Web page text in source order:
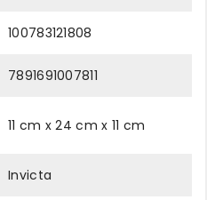
100783121808
7891691007811
11 cm x 24 cm x 11 cm
Invicta